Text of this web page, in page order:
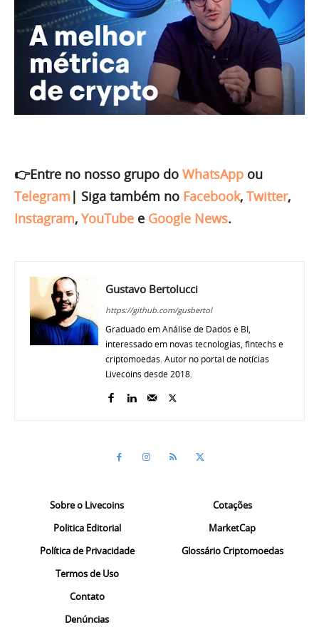
👉Entre no nosso grupo do WhatsApp ou
Telegram | Siga também no Facebook, Twitter,
Instagram, YouTube e Google News.
Gustavo Bertolucci
https://github.com/gusbertol
Graduado em Análise de Dados e BI,
interessado em novas tecnologias, fintechs e
criptomoedas. Autor no portal de notícias
Livecoins desde 2018.
Sobre o Livecoins
Politica Editorial
Política de Privacidade
Termos de Uso
Contato
Denúncias
Cotações
MarketCap
Glossário Criptomoedas